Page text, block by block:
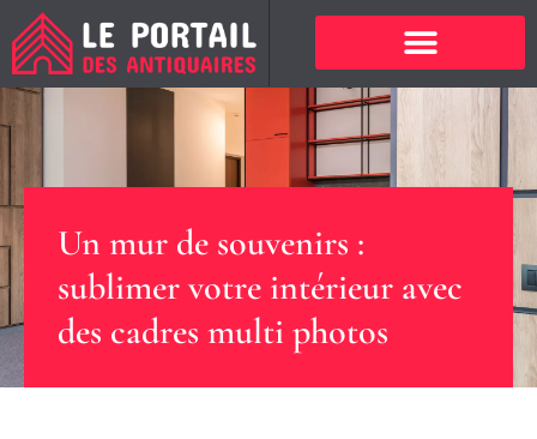
Un mur de souvenirs :
sublimer votre intérieur avec
des cadres multi photos